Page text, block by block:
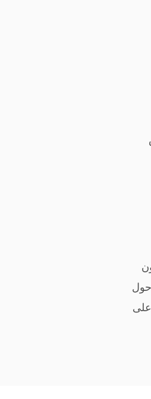
حول
على